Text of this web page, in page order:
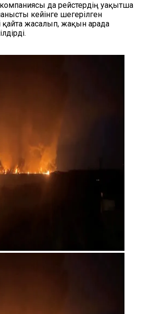
да рейстердің уақытша
кейінге шегерілген
қайта жасалып, жақын арада